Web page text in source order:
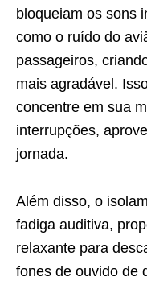
bloqueiam os sons
como o ruído do
passageiros,
mais agradável.
concentre em sua
interrupções,
jornada.
Além disso, o
fadiga auditiva,
relaxante para
fones de ouvido de